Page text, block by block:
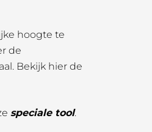
hoogte te
de
Bekijk hier de
speciale tool.